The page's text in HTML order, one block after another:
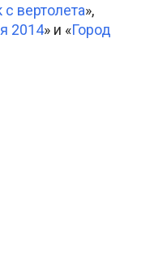
вертолета»,
2014» и «Город